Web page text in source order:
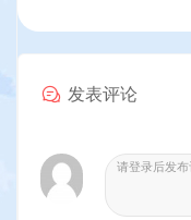
发表评论